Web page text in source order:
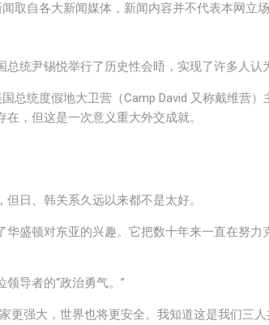
取自各大新闻媒体，新闻内容并不代表本网立场
统尹锡悦举行了历史性会晤，实现了许多人认
总统度假地大卫营（Camp David 又称戴维营
，但这是一次意义重大外交成就。
日、韩关系久远以来都不是太好。
盛顿对东亚的兴趣。它把数十年来一直在努
导者的“政治勇气。”
更强大，世界也将更安全。我知道这是我们三人